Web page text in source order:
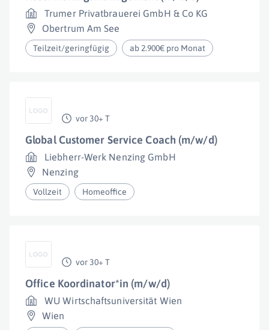
Trumer Privatbrauerei GmbH & Co KG
Obertrum Am See
Teilzeit/geringfügig ab 2.900€ pro Monat
vor 30+ T
Global Customer Service Coach (m/w/d)
Liebherr-Werk Nenzing GmbH
Nenzing
Vollzeit Homeoffice
vor 30+ T
Office Koordinator*in (m/w/d)
WU Wirtschaftsuniversität Wien
Wien